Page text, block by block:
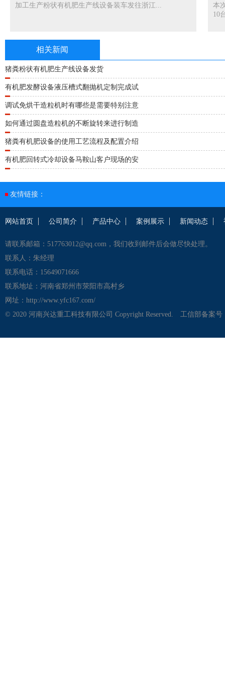
加工生产粉状有机肥生产线设备装车发往浙江...
本
10
相关新闻
猪粪粉状有机肥生产线设备发货
有机肥发酵设备液压槽式翻抛机定制完成试
调试免烘干造粒机时有哪些是需要特别注意
如何通过圆盘造粒机的不断旋转来进行制造
猪粪有机肥设备的使用工艺流程及配置介绍
有机肥回转式冷却设备马鞍山客户现场的安
友情链接：
网站首页 公司简介 产品中心 案例展示 新闻动态
请联系邮箱：517763012@qq.com，我们收到邮件后会做尽快处理。
联系人：朱经理
联系电话：15649071666
联系地址：河南省郑州市荥阳市高村乡
网址：http://www.yfc167.com/
© 2020 河南兴达重工科技有限公司 Copyright Reserved. 工信部备案号